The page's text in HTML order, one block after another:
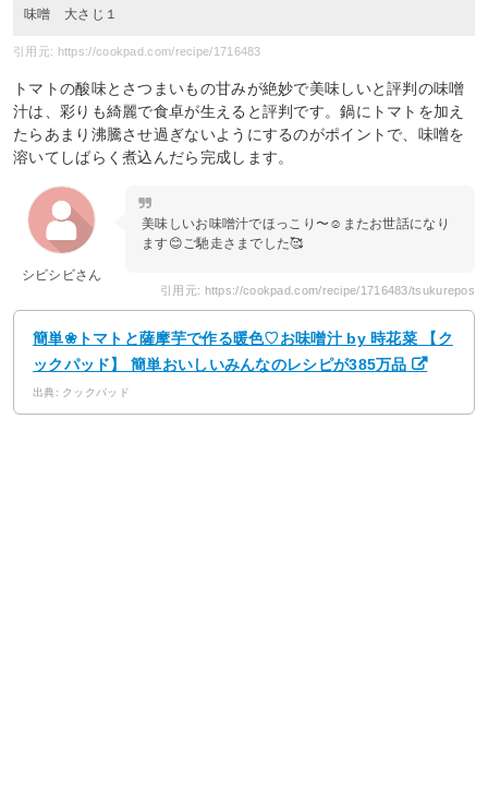
味噌 大さじ１
引用元: https://cookpad.com/recipe/1716483
トマトの酸味とさつまいもの甘みが絶妙で美味しいと評判の味噌
汁は、彩りも綺麗で食卓が生えると評判です。鍋にトマトを加え
たらあまり沸騰させ過ぎないようにするのがポイントで、味噌を
溶いてしばらく煮込んだら完成します。
シビシビさん
美味しいお味噌汁でほっこり〜☺️またお世話になり
ます😊ご馳走さまでした🥰
引用元: https://cookpad.com/recipe/1716483/tsukurepos
簡単❀トマトと薩摩芋で作る暖色♡お味噌汁 by 時花菜 【ク
ックパッド】 簡単おいしいみんなのレシピが385万品
出典: クックパッド